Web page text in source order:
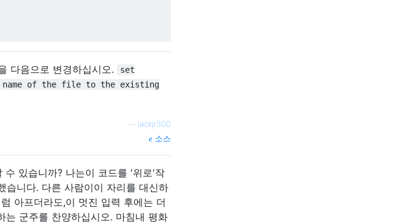
다음으로 변경하십시오.
set
name of the file to the existing
jackjr300
소스
있습니까? 나는이 코드를 '위로'작
습니다. 다른 사람이이 자리를 대신하
아프더라도,이 멋진 입력 후에는 더
는 군주를 찬양하십시오. 마침내 평화